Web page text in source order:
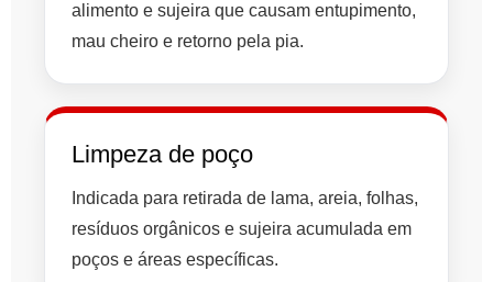
alimento e sujeira que causam entupimento,
mau cheiro e retorno pela pia.
Limpeza de poço
Indicada para retirada de lama, areia, folhas,
resíduos orgânicos e sujeira acumulada em
poços e áreas específicas.